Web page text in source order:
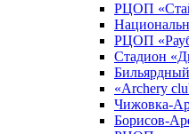
РЦОП
РЦОП
Стадион
«Archery
Чижовка-
Борисов-